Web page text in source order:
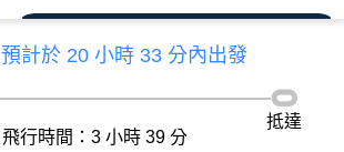
預計於 20 小時 33 分內出發
飛行時間：3 小時 39 分
抵達